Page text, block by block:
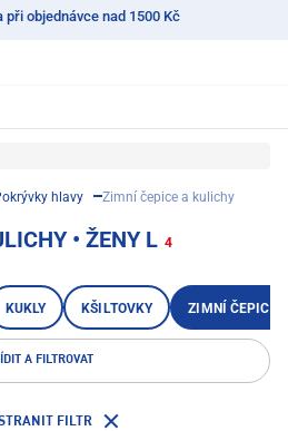
při objednávce nad 1500 Kč
hlavy Zimní čepice a kulichy
• ŽENY L 4
KUKLY KŠILTOVKY ZIMNÍ ČEPICE
A FILTROVAT
FILTR